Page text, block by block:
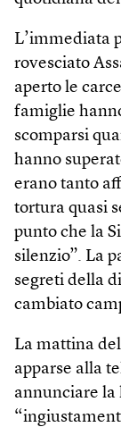
L’immediata
rovesciato
aperto le
famiglie
scomparsi
hanno
erano tanto
tortura quasi
punto che la
silenzio”. La
segreti della
cambiato
La mattina
apparse alla
annunciare